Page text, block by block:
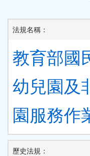
法規名稱：
教育部國
幼兒園及
園服務作
歷史法規：